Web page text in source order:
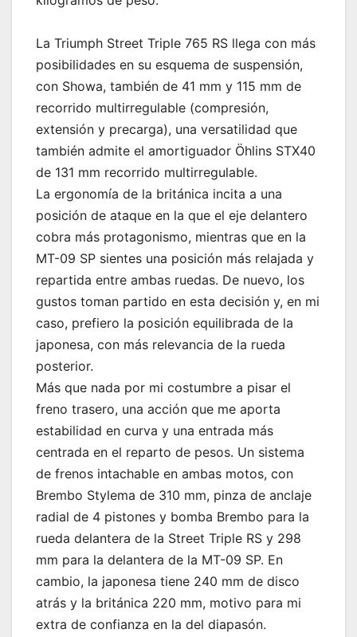
La Triumph Street Triple 765 RS llega con más
posibilidades en su esquema de suspensión,
con Showa, también de 41 mm y 115 mm de
recorrido multirregulable (compresión,
extensión y precarga), una versatilidad que
también admite el amortiguador Öhlins STX40
de 131 mm recorrido multirregulable.
La ergonomía de la británica incita a una
posición de ataque en la que el eje delantero
cobra más protagonismo, mientras que en la
MT-09 SP sientes una posición más relajada y
repartida entre ambas ruedas. De nuevo, los
gustos toman partido en esta decisión y, en mi
caso, prefiero la posición equilibrada de la
japonesa, con más relevancia de la rueda
posterior.
Más que nada por mi costumbre a pisar el
freno trasero, una acción que me aporta
estabilidad en curva y una entrada más
centrada en el reparto de pesos. Un sistema
de frenos intachable en ambas motos, con
Brembo Stylema de 310 mm, pinza de anclaje
radial de 4 pistones y bomba Brembo para la
rueda delantera de la Street Triple RS y 298
mm para la delantera de la MT-09 SP. En
cambio, la japonesa tiene 240 mm de disco
atrás y la británica 220 mm, motivo para mi
extra de confianza en la del diapasón.